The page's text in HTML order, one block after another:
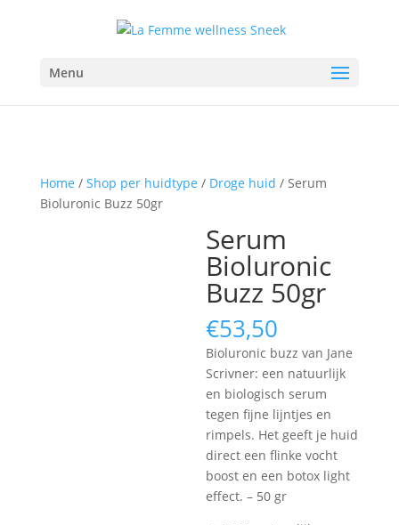
Menu
Home / Shop per huidtype / Droge huid / Serum
Bioluronic Buzz 50gr
Serum
Bioluronic
Buzz 50gr
€53,50
Bioluronic buzz van Jane
Scrivner: een natuurlijk
en biologisch serum
tegen fijne lijntjes en
rimpels. Het geeft je huid
direct een flinke vocht
boost en een botox light
effect.– 50 gr